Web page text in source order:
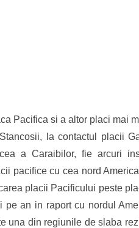
Pacifica si a altor placi mai
la contactul placii
a Caraibilor, fie arcuri
pacifice cu cea nord
placii Pacificului peste
an in raport cu nordul
una din regiunile de slaba